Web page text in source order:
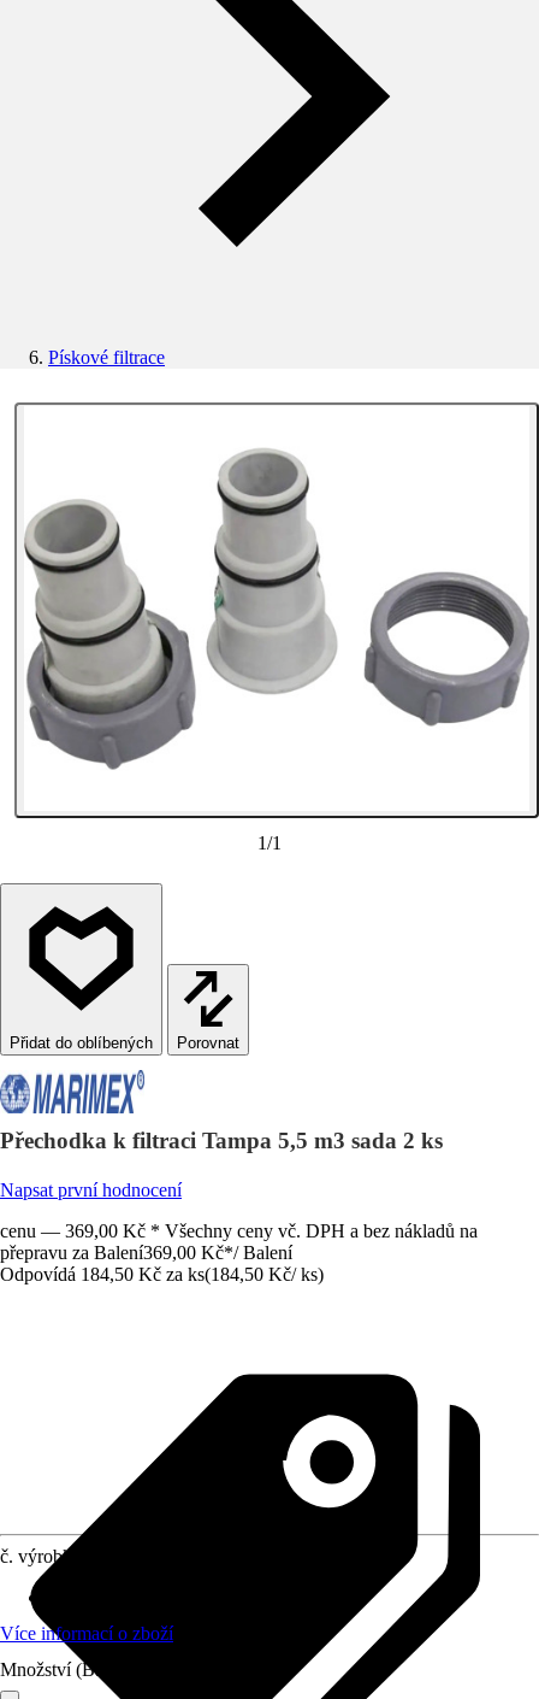
Pískové filtrace
1/1
Porovnat
Přechodka k filtraci Tampa 5,5 m3 sada 2 ks
Napsat první hodnocení
cenu — 369,00 Kč * Všechny ceny vč. DPH a bez nákladů na
přepravu za Balení369,00 Kč*/ Balení
Odpovídá 184,50 Kč za ks(184,50 Kč/ ks)
č. výrobku
Více informací o zboží
Množství (Balení)